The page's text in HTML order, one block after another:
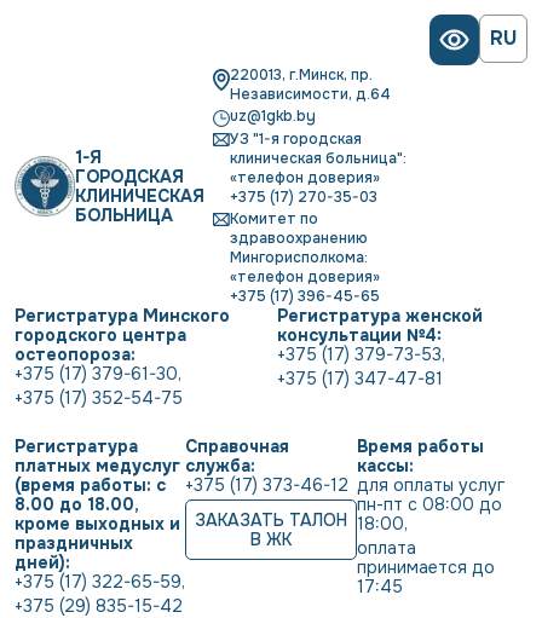
RU
1-Я
ГОРОДСКАЯ
КЛИНИЧЕСКАЯ
БОЛЬНИЦА
220013, г.Минск, пр.
Независимости, д.64
uz@1gkb.by
УЗ "1-я городская
клиническая больница":
«телефон доверия»
+375 (17) 270-35-03
Комитет по
здравоохранению
Мингорисполкома:
«телефон доверия»
+375 (17) 396-45-65
Регистратура Минского
городского центра
остеопороза:
+375 (17) 379-61-30,
+375 (17) 352-54-75
Регистратура женской
консультации №4:
+375 (17) 379-73-53,
+375 (17) 347-47-81
Регистратура
платных медуслуг
(время работы: с
8.00 до 18.00,
кроме выходных и
праздничных
дней):
+375 (17) 322-65-59,
+375 (29) 835-15-42
Справочная
служба:
+375 (17) 373-46-12
ЗАКАЗАТЬ ТАЛОН
В ЖК
Время работы
кассы:
для оплаты услуг
пн-пт с 08:00 до
18:00,
оплата
принимается до
17:45